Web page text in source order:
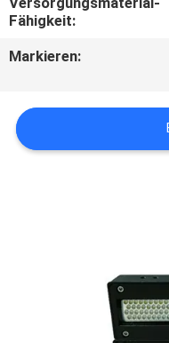
IN
VERBINDUNG
Fähigkeit:
Markieren: